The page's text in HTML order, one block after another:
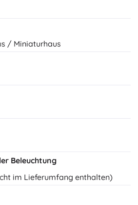
/ Miniaturhaus
Beleuchtung
im Lieferumfang enthalten)